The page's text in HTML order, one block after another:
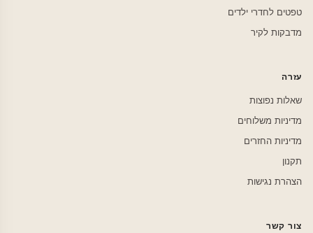
טפטים לחדרי ילדים
מדבקות לקיר
עזרה
שאלות נפוצות
מדיניות משלוחים
מדיניות החזרים
תקנון
הצהרת נגישות
צור קשר